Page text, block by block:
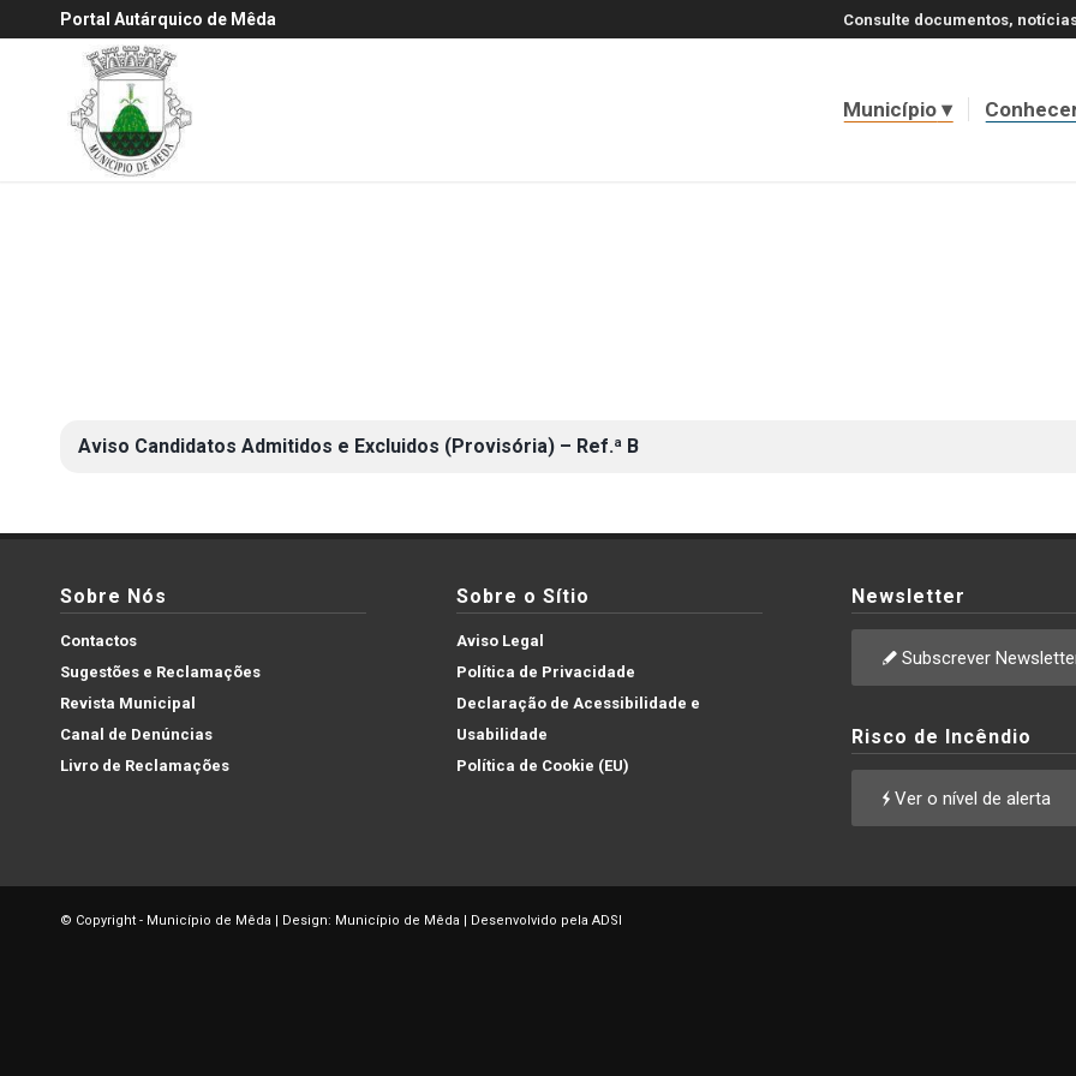
Portal Autárquico de Mêda Consulte documentos,
Município
Aviso Candidatos Admitidos e Excluidos (Provisória) – Ref.ª B
Sobre Nós
Contactos
Sugestões e Reclamações
Revista Municipal
Canal de Denúncias
Livro de Reclamações
Sobre o Sítio
Aviso Legal
Política de Privacidade
Declaração de Acessibilidade e
Usabilidade
Política de Cookie (EU)
Newsletter
Subscrever
Risco de Incêndio
Ver o nível de alerta
© Copyright - Município de Mêda | Design: Município de Mêda | Desenvolvido pela ADSI